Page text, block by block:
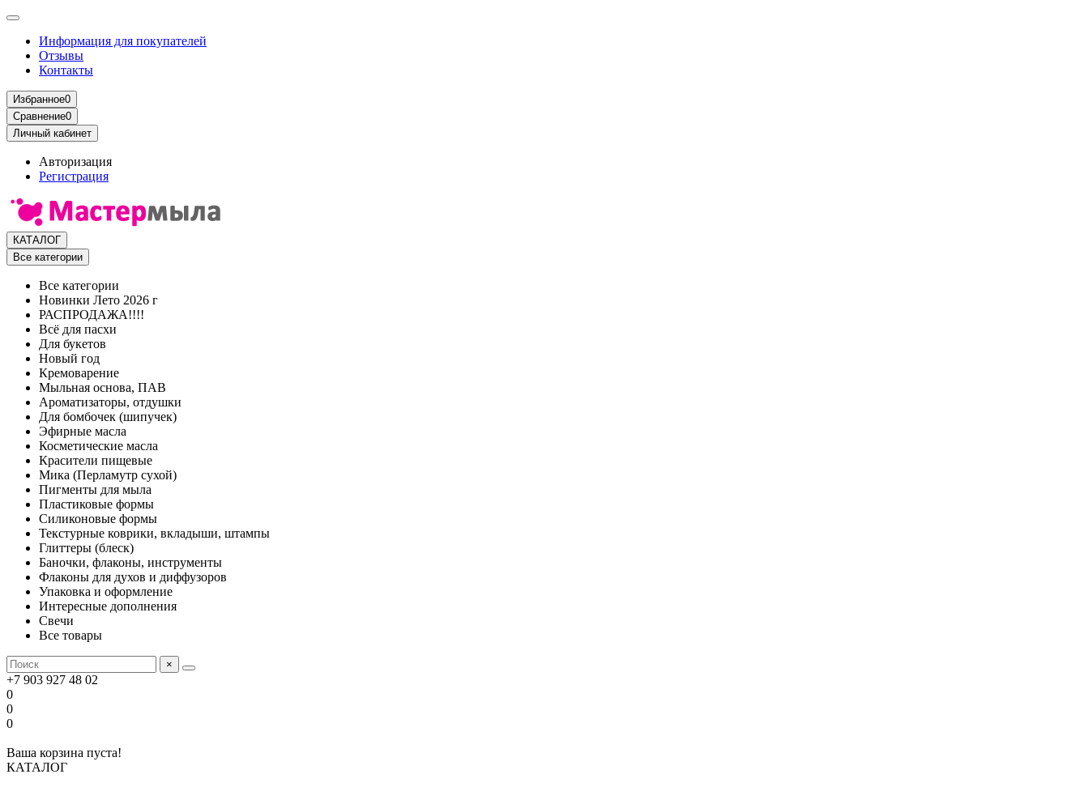
Информация для покупателей
Отзывы
Контакты
Избранное0
Сравнение0
Личный кабинет
Авторизация
Регистрация
КАТАЛОГ
Все категории
Все категории
Новинки Лето 2026 г
РАСПРОДАЖА!!!!
Всё для пасхи
Для букетов
Новый год
Кремоварение
Мыльная основа, ПАВ
Ароматизаторы, отдушки
Для бомбочек (шипучек)
Эфирные масла
Косметические масла
Красители пищевые
Мика (Перламутр сухой)
Пигменты для мыла
Пластиковые формы
Силиконовые формы
Текстурные коврики, вкладыши, штампы
Глиттеры (блеск)
Баночки, флаконы, инструменты
Флаконы для духов и диффузоров
Упаковка и оформление
Интересные дополнения
Свечи
Все товары
×
+7 903 927 48 02
0
0
0
Ваша корзина пуста!
КАТАЛОГ